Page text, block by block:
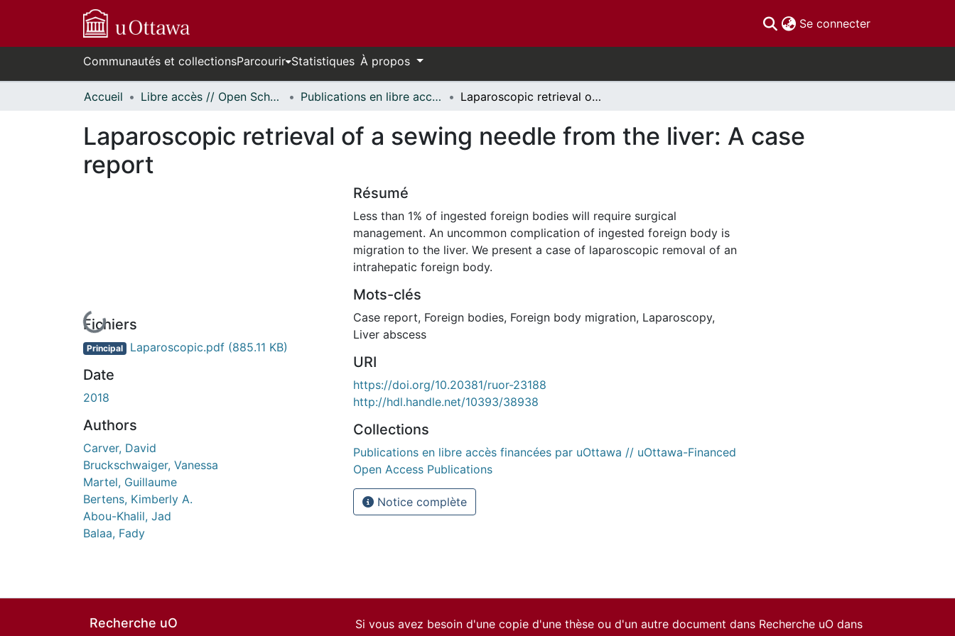
Se connecter(current)
Communautés et collectionsParcourir Statistiques À propos
Accueil Libre accès // Open Scholarship Publications en libre accès financées par uOttawa // uOttawa-Financed Open Access Publications Laparoscopic retrieval of a sewing needle from the liver: A case report
Laparoscopic retrieval of a sewing needle from the liver: A case
report
En cours de chargement...
Fichiers
Principal Laparoscopic.pdf (885.11 KB)
Date
2018
Authors
Carver, David
Bruckschwaiger, Vanessa
Martel, Guillaume
Bertens, Kimberly A.
Abou-Khalil, Jad
Balaa, Fady
Résumé
Less than 1% of ingested foreign bodies will require surgical
management. An uncommon complication of ingested foreign body is
migration to the liver. We present a case of laparoscopic removal of an
intrahepatic foreign body.
Mots-clés
Case report, Foreign bodies, Foreign body migration, Laparoscopy,
Liver abscess
URI
https://doi.org/10.20381/ruor-23188
http://hdl.handle.net/10393/38938
Collections
Publications en libre accès financées par uOttawa // uOttawa-Financed
Open Access Publications
Notice complète
Recherche uO
Si vous avez besoin d'une copie d'une thèse ou d'un autre document dans Recherche uO dans